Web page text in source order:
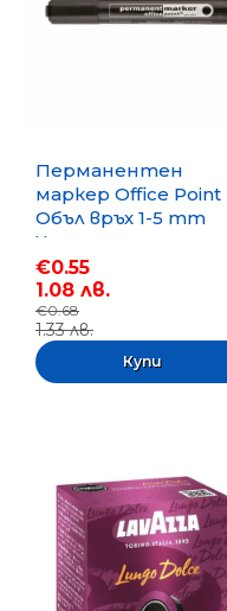
Перманентен
маркер Office Point
Объл връх 1-5 mm
Черен
€0.55
1.08 лв.
€0.68
1.33 лв.